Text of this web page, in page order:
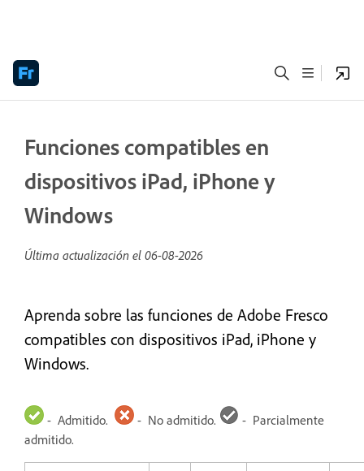
Funciones compatibles en
dispositivos iPad, iPhone y
Windows
Última actualización el 06-08-2026
Aprenda sobre las funciones de Adobe Fresco
compatibles con dispositivos iPad, iPhone y
Windows.
- Admitido. - No admitido.
- Parcialmente
admitido.